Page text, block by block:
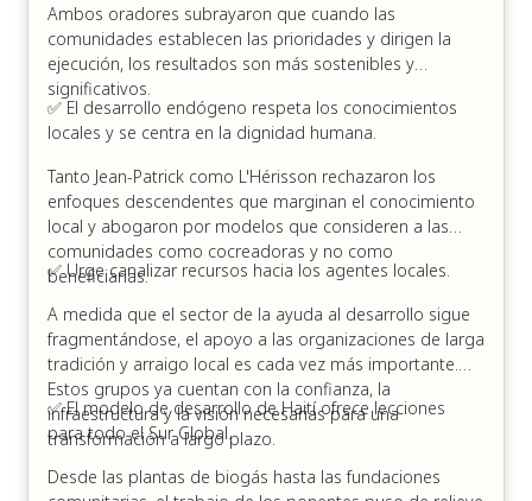
poderoso paso para reducir la dependencia de la
ayuda exterior y garantizar que las comunidades
puedan seguir progresando, en sus propios
términos.
Asociaciones que respetan la sabiduría local
Las asociaciones de la KCDF se basan en el
la gente sabe lo que es mejor para sus propias
comunidades. Escuchan, aprenden y caminan junto
a las organizaciones de base, reconociendo el
conocimiento local como una fortaleza, no como
una laguna.
Adaptabilidad en tiempos difíciles
Ya se trate de cambios en el panorama político o
de los crecientes desafíos del cambio climático,
KCDF mantiene su capacidad de respuesta y
adaptación. Su trabajo evoluciona con las
realidades a las que se enfrentan las comunidades,
Inspiration for the Global South
Ambos oradores subrayaron que cuando las
comunidades establecen las prioridades y dirigen la
ejecución, los resultados son más sostenibles y
significativos.
✅ El desarrollo endógeno respeta los conocimientos
locales y se centra en la dignidad humana.
Tanto Jean-Patrick como L'Hérisson rechazaron los
enfoques descendentes que marginan el conocimiento
local y abogaron por modelos que consideren a las
comunidades como cocreadoras y no como
beneficiarias.
✅ Urge canalizar recursos hacia los agentes locales.
A medida que el sector de la ayuda al desarrollo sigue
fragmentándose, el apoyo a las organizaciones de larga
tradición y arraigo local es cada vez más importante.
Estos grupos ya cuentan con la confianza, la
infraestructura y la visión necesarias para una
transformación a largo plazo.
✅ El modelo de desarrollo de Haití ofrece lecciones
para todo el Sur Global.
Desde las plantas de biogás hasta las fundaciones